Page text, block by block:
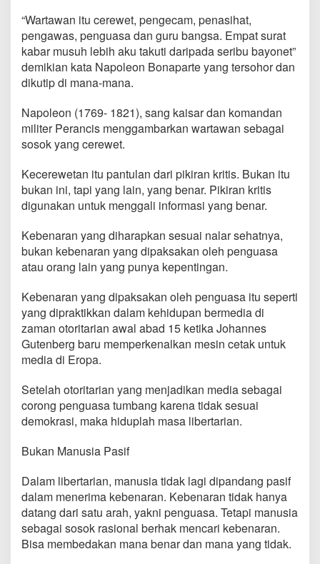
“Wartawan itu cerewet, pengecam, penasihat,
pengawas, penguasa dan guru bangsa. Empat surat
kabar musuh lebih aku takuti daripada seribu bayonet”
demikian kata Napoleon Bonaparte yang tersohor dan
dikutip di mana-mana.
Napoleon (1769- 1821), sang kaisar dan komandan
militer Perancis menggambarkan wartawan sebagai
sosok yang cerewet.
Kecerewetan itu pantulan dari pikiran kritis. Bukan itu
bukan ini, tapi yang lain, yang benar. Pikiran kritis
digunakan untuk menggali informasi yang benar.
Kebenaran yang diharapkan sesuai nalar sehatnya,
bukan kebenaran yang dipaksakan oleh penguasa
atau orang lain yang punya kepentingan.
Kebenaran yang dipaksakan oleh penguasa itu seperti
yang dipraktikkan dalam kehidupan bermedia di
zaman otoritarian awal abad 15 ketika Johannes
Gutenberg baru memperkenalkan mesin cetak untuk
media di Eropa.
Setelah otoritarian yang menjadikan media sebagai
corong penguasa tumbang karena tidak sesuai
demokrasi, maka hiduplah masa libertarian.
Bukan Manusia Pasif
Dalam libertarian, manusia tidak lagi dipandang pasif
dalam menerima kebenaran. Kebenaran tidak hanya
datang dari satu arah, yakni penguasa. Tetapi manusia
sebagai sosok rasional berhak mencari kebenaran.
Bisa membedakan mana benar dan mana yang tidak.